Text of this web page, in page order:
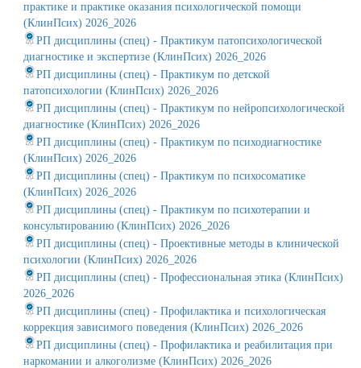
практике и практике оказания психологической помощи
(КлинПсих) 2026_2026
РП дисциплины (спец) - Практикум патопсихологической
диагностике и экспертизе (КлинПсих) 2026_2026
РП дисциплины (спец) - Практикум по детской
патопсихологии (КлинПсих) 2026_2026
РП дисциплины (спец) - Практикум по нейропсихологической
диагностике (КлинПсих) 2026_2026
РП дисциплины (спец) - Практикум по психодиагностике
(КлинПсих) 2026_2026
РП дисциплины (спец) - Практикум по психосоматике
(КлинПсих) 2026_2026
РП дисциплины (спец) - Практикум по психотерапии и
консультированию (КлинПсих) 2026_2026
РП дисциплины (спец) - Проективные методы в клинической
психологии (КлинПсих) 2026_2026
РП дисциплины (спец) - Профессиональная этика (КлинПсих)
2026_2026
РП дисциплины (спец) - Профилактика и психологическая
коррекция зависимого поведения (КлинПсих) 2026_2026
РП дисциплины (спец) - Профилактика и реабилитация при
наркомании и алкоголизме (КлинПсих) 2026_2026